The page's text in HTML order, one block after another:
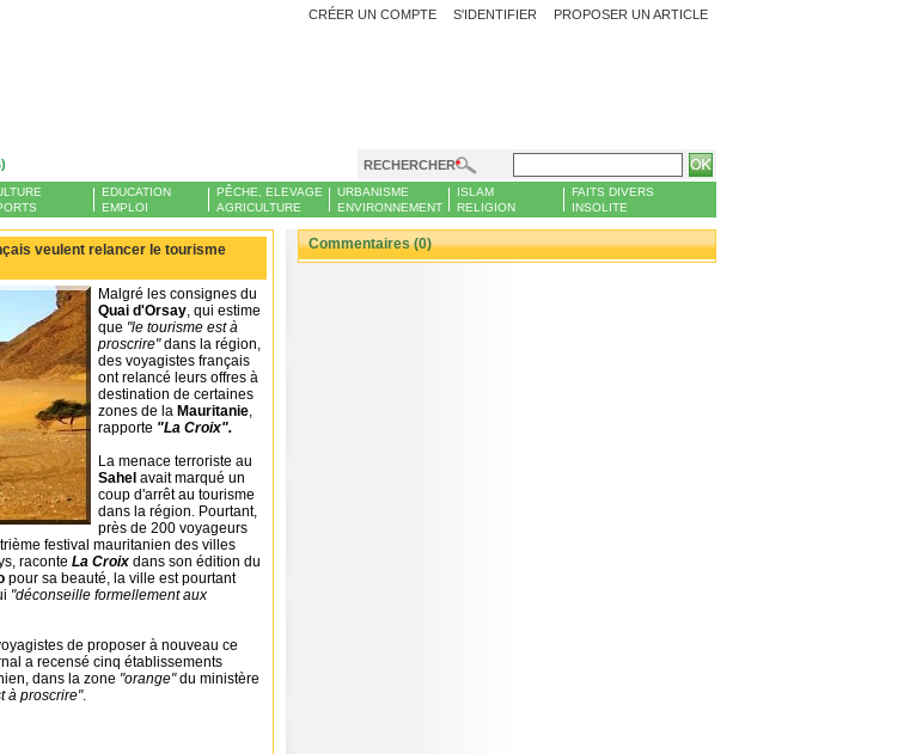
PROPOSER UN ARTICLE
CRÉER UN COMPTE S'IDENTIFIER
RECHERCHER
EDUCATION
EMPLOI
PÊCHE, ELEVAGE
AGRICULTURE
URBANISME
ENVIRONNEMENT
ISLAM
RELIGION
FAITS DIVERS
INSOLITE
veulent relancer le tourisme
Malgré les consignes du
Quai d'Orsay, qui estime
que "le tourisme est à
proscrire"dans la région,
des voyagistes français
ont relancé leurs offres à
destination de certaines
zones de la Mauritanie,
rapporte "La Croix".
La menace terroriste au
Sahel avait marqué un
coup d'arrêt au tourisme
dans la région. Pourtant,
près de 200 voyageurs
festival mauritanien des villes
raconte La Croix dans son édition du
pour sa beauté, la ville est pourtant
"déconseille formellement aux
de proposer à nouveau ce
a recensé cinq établissements
dans la zone "orange"du ministère
à proscrire".
Commentaires (0)